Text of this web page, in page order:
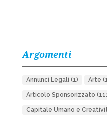
Argomenti
Annunci Legali (1) Arte
Articolo Sponsorizzato
Capitale Umano e